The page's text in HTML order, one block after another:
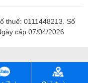
thuế: 0111448213. Số
cấp 07/04/2026